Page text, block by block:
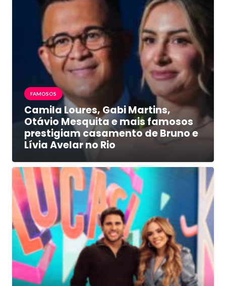
FAMOSOS
Camila Loures, Gabi Martins,
Otávio Mesquita e mais famosos
prestigiam casamento de Bruno e
Lívia Avelar no Rio